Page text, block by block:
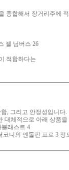
종합해서 장거리주에
젤 님버스 26
적합하다는
, 그리고 안정성입니다.
대체적으로 아래 상품
래스트 4
니의 엔돌핀 프로 3 정